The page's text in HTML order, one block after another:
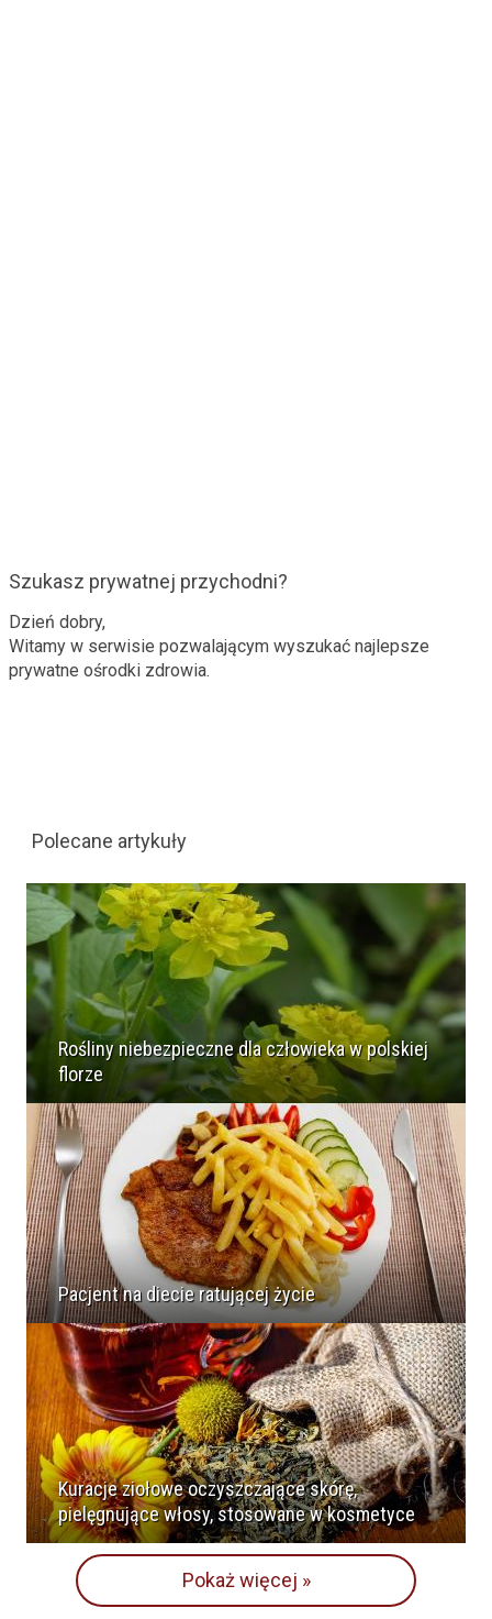
Szukasz prywatnej przychodni?
Dzień dobry,
Witamy w serwisie pozwalającym wyszukać najlepsze
prywatne ośrodki zdrowia.
Polecane artykuły
Rośliny niebezpieczne dla człowieka w polskiej
florze
Pacjent na diecie ratującej życie
Kuracje ziołowe oczyszczające skórę,
pielęgnujące włosy, stosowane w kosmetyce
Pokaż więcej »